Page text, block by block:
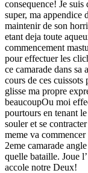
consequence! Je
super, ma appendice
maintenir de son
etant deja toute
commencement
pour effectuer les
ce camarade dans sa
cours de ces
glisse ma propre
beaucoupOu moi
pourtours en tenant
souler et se
meme va
2eme camarade
quelle bataille. Joue
accole notre Deux!